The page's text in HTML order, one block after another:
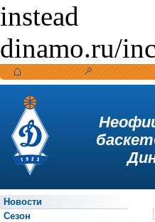
instead
dinamo.ru/
Новости
Сезон